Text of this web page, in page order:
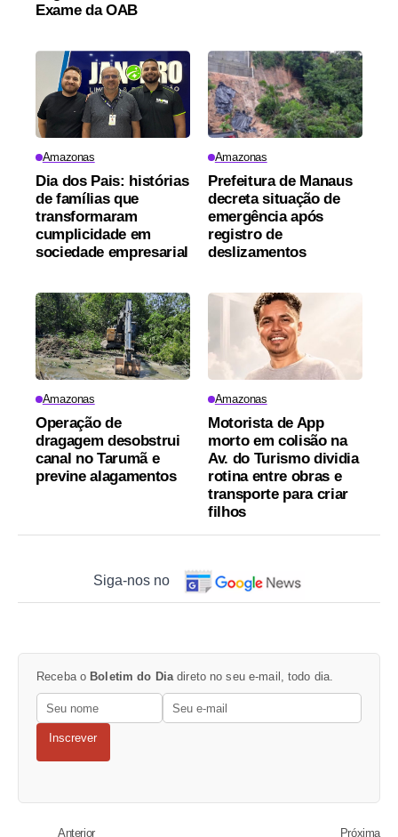
Exame da OAB
Amazonas
Dia dos Pais: histórias
de famílias que
transformaram
cumplicidade em
sociedade empresarial
Amazonas
Prefeitura de Manaus
decreta situação de
emergência após
registro de
deslizamentos
Amazonas
Operação de
dragagem desobstrui
canal no Tarumã e
previne alagamentos
Amazonas
Motorista de App
morto em colisão na
Av. do Turismo dividia
rotina entre obras e
transporte para criar
filhos
Siga-nos no
Receba o Boletim do Dia direto no seu e-mail, todo dia.
Inscrever
Anterior Próxima